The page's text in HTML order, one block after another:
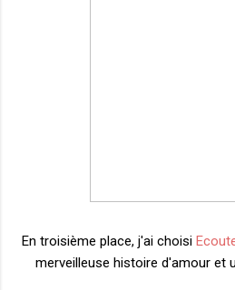
En troisième place, j'ai choisi
merveilleuse histoire d'amour et